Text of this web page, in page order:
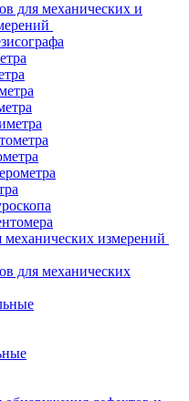
для механических и
измерений
для механических